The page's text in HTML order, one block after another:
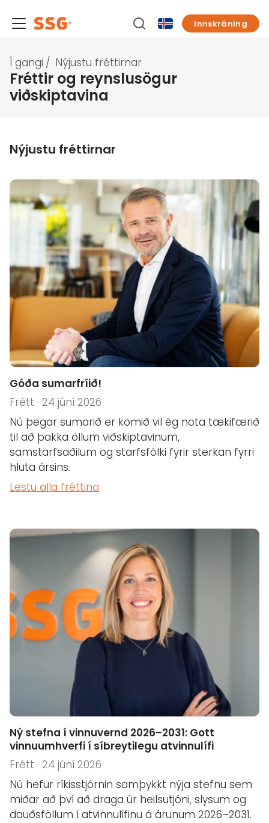
Innskráning
Í gangi / Nýjustu fréttirnar
Fréttir og reynslusögur
viðskiptavina
Nýjustu fréttirnar
Góða sumarfríið!
Frétt · 24 júní 2026
Nú þegar sumarið er komið vil ég nota tækifærið
til að þakka öllum viðskiptavinum,
samstarfsaðilum og starfsfólki fyrir sterkan fyrri
hluta ársins.
Lestu alla fréttina
Ný stefna í vinnuvernd 2026–2031: Gott
vinnuumhverfi í síbreytilegu atvinnulífi
Frétt · 24 júní 2026
Nú hefur ríkisstjórnin samþykkt nýja stefnu sem
miðar að því að draga úr heilsutjóni, slysum og
dauðsföllum í atvinnulífinu á árunum 2026–2031.